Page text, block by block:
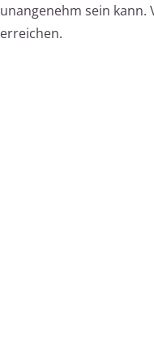
unangenehm sein kann.
erreichen.